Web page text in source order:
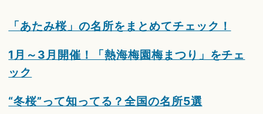
「あたみ桜」の名所をまとめてチェック！
1月～3月開催！「熱海梅園梅まつり」をチェ
ック
“冬桜”って知ってる？全国の名所5選